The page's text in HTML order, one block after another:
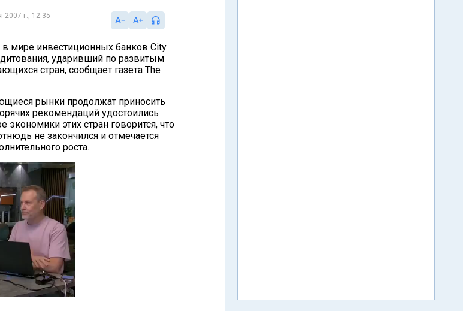
2007 г., 12:35
мире инвестиционных банков City
ударивший по развитым
стран, сообщает газета The
рынки продолжат приносить
рекомендаций удостоились
экономики этих стран говорится, что
не закончился и отмечается
роста.